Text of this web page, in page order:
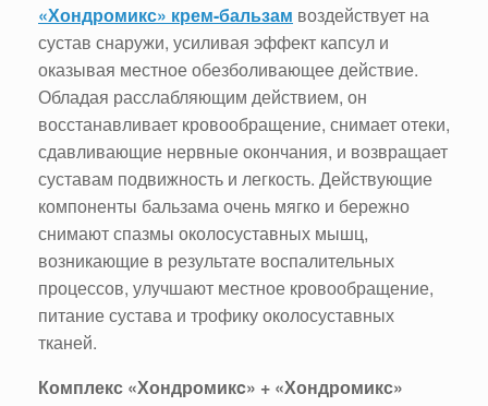
«Хондромикс» крем-бальзам воздействует на
сустав снаружи, усиливая эффект капсул и
оказывая местное обезболивающее действие.
Обладая расслабляющим действием, он
восстанавливает кровообращение, снимает отеки,
сдавливающие нервные окончания, и возвращает
суставам подвижность и легкость. Действующие
компоненты бальзама очень мягко и бережно
снимают спазмы околосуставных мышц,
возникающие в результате воспалительных
процессов, улучшают местное кровообращение,
питание сустава и трофику околосуставных
тканей.
Комплекс «Хондромикc» + «Хондромикс»